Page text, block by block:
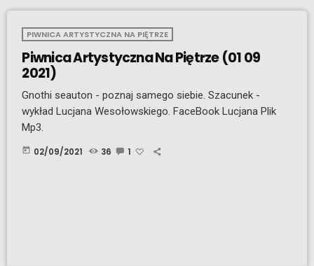
PIWNICA ARTYSTYCZNA NA PIĘTRZE
Piwnica Artystyczna Na Piętrze (01 09
2021)
Gnothi seauton - poznaj samego siebie. Szacunek -
wykład Lucjana Wesołowskiego. FaceBook Lucjana Plik
Mp3.
today 02/09/2021 36 1